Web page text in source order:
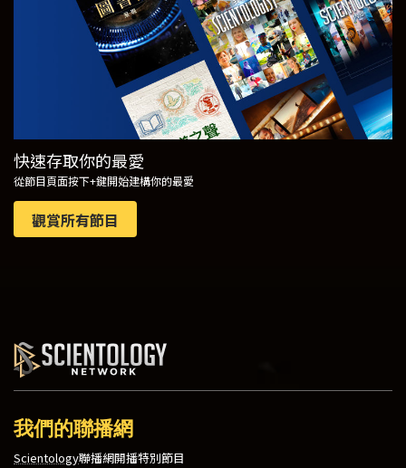
快速存取你的最愛
從節目頁面按下+鍵開始建構你的最愛
觀賞所有節目
我們的聯播網
Scientology聯播網開播特別節目